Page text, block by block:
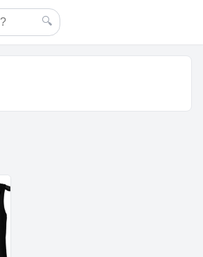
🔍